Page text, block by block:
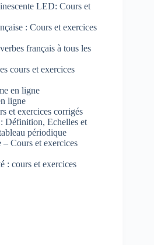
LED: Cours et
: Cours et exercices
français à tous les
cours et exercices
en ligne
ligne
et exercices corrigés
Définition, Echelles et
périodique
Cours et exercices
: cours et exercices